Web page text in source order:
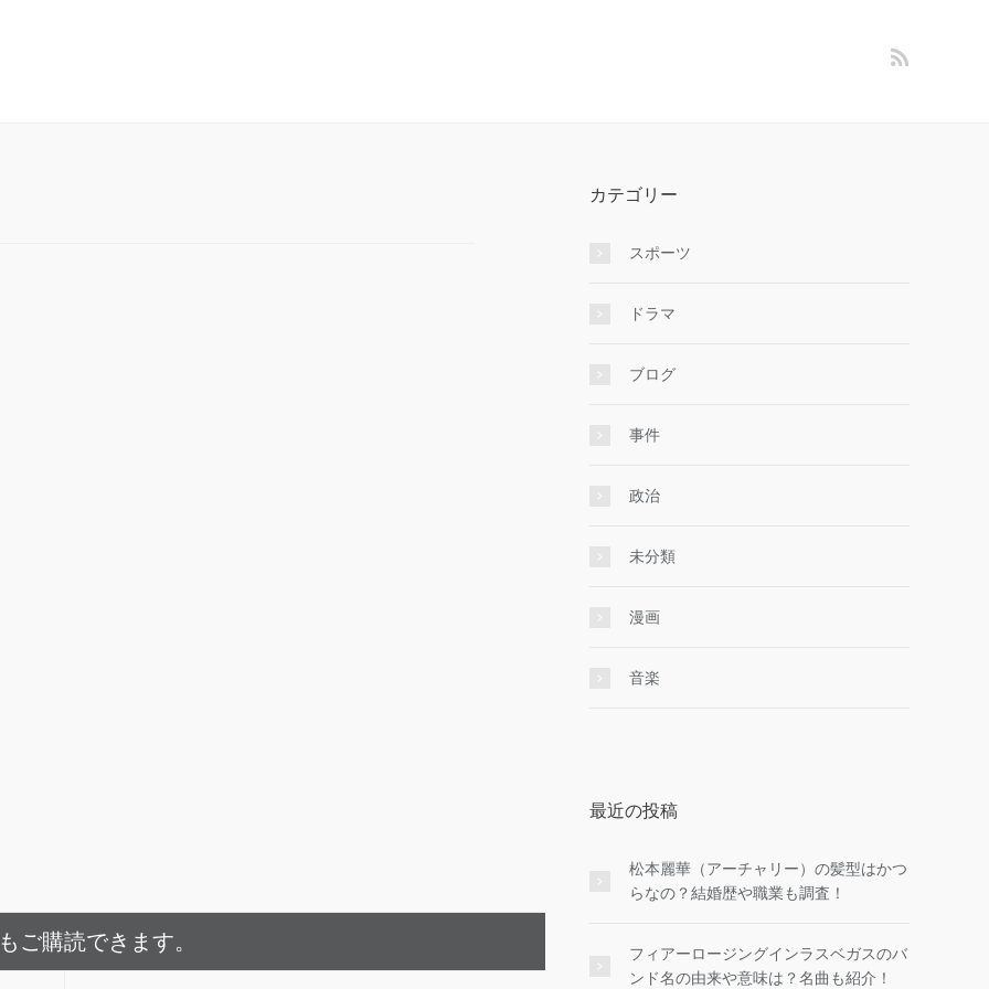
ご購読できます。
カテゴリー
スポーツ
ドラマ
ブログ
事件
政治
未分類
漫画
音楽
最近の投稿
松本麗華（アーチャリー）の髪型はかつ
らなの？結婚歴や職業も調査！
フィアーロージングインラスベガスのバ
ンド名の由来や意味は？名曲も紹介！